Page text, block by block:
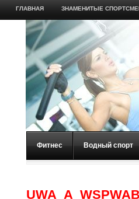
ГЛАВНАЯ ЗНАМЕНИТЫЕ
Фитнес Водный спорт